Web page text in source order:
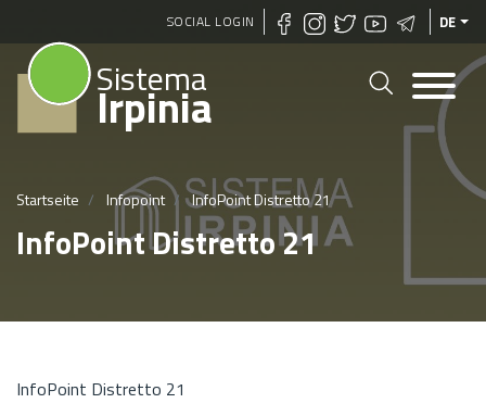
Direkt
zum
SOCIAL LOGIN DE
Sistema
Irpinia
Startseite Infopoint InfoPoint Distretto 21
InfoPoint Distretto 21
InfoPoint Distretto 21